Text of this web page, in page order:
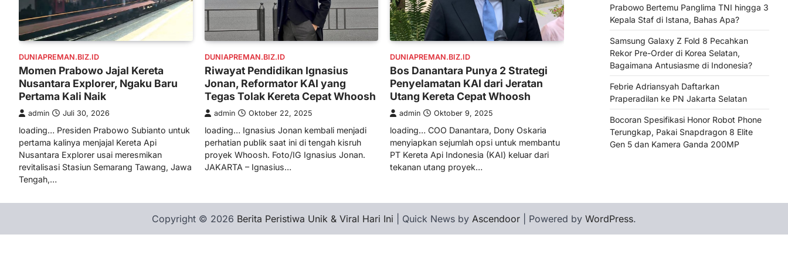
DUNIAPREMAN.BIZ.ID
Momen Prabowo Jajal Kereta
Nusantara Explorer, Ngaku Baru
Pertama Kali Naik
admin Juli 30, 2026
loading… Presiden Prabowo Subianto untuk
pertama kalinya menjajal Kereta Api
Nusantara Explorer usai meresmikan
revitalisasi Stasiun Semarang Tawang, Jawa
Tengah,…
DUNIAPREMAN.BIZ.ID
Riwayat Pendidikan Ignasius
Jonan, Reformator KAI yang
Tegas Tolak Kereta Cepat Whoosh
admin Oktober 22, 2025
loading… Ignasius Jonan kembali menjadi
perhatian publik saat ini di tengah kisruh
proyek Whoosh. Foto/IG Ignasius Jonan.
JAKARTA – Ignasius…
DUNIAPREMAN.BIZ.ID
Bos Danantara Punya 2 Strategi
Penyelamatan KAI dari Jeratan
Utang Kereta Cepat Whoosh
admin Oktober 9, 2025
loading… COO Danantara, Dony Oskaria
menyiapkan sejumlah opsi untuk membantu
PT Kereta Api Indonesia (KAI) keluar dari
tekanan utang proyek…
Prabowo Bertemu Panglima TNI hingga 3
Kepala Staf di Istana, Bahas Apa?
Samsung Galaxy Z Fold 8 Pecahkan
Rekor Pre-Order di Korea Selatan,
Bagaimana Antusiasme di Indonesia?
Febrie Adriansyah Daftarkan
Praperadilan ke PN Jakarta Selatan
Bocoran Spesifikasi Honor Robot Phone
Terungkap, Pakai Snapdragon 8 Elite
Gen 5 dan Kamera Ganda 200MP
Copyright © 2026 Berita Peristiwa Unik & Viral Hari Ini | Quick News by Ascendoor | Powered by WordPress.